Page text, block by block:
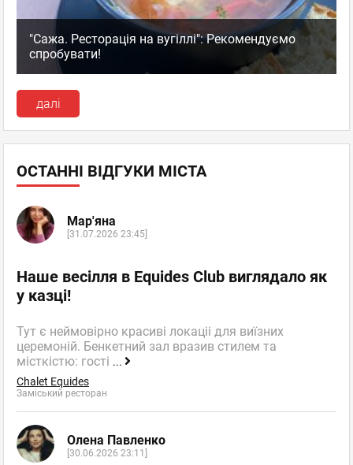
"Сажа. Ресторація на вугіллі": Рекомендуємо
спробувати!
далі
ОСТАННІ ВІДГУКИ МІСТА
Мар'яна
[31.07.2026 23:45]
Наше весілля в Equides Club виглядало як
у казці!
Тут є неймовірно красиві локаціі для виїзних
церемоній. Бенкетний зал вразив стилем та
місткістю: гості ...
Chalet Equides
Заміський ресторан
Олена Павленко
[30.06.2026 23:11]